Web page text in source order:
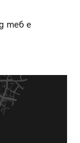
теб е